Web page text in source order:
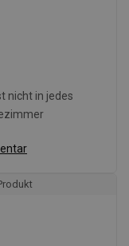
nicht in jedes